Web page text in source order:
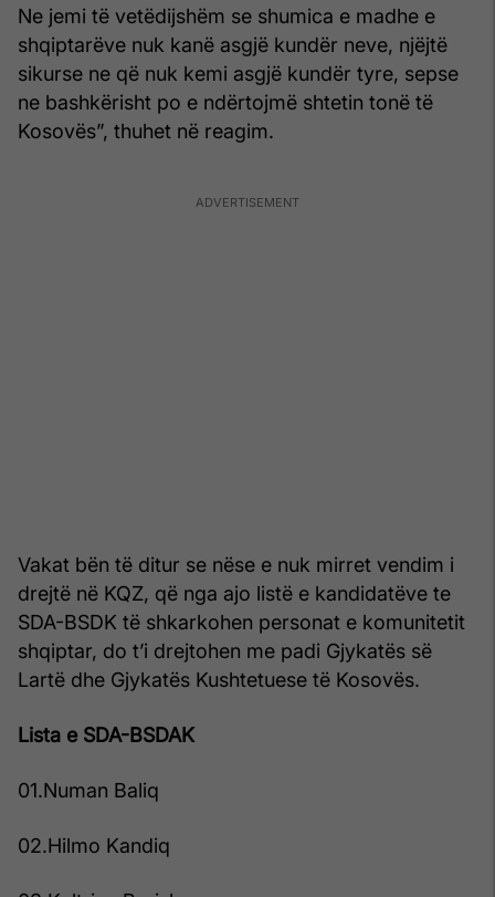
Ne jemi të vetëdijshëm se shumica e madhe e
shqiptarëve nuk kanë asgjë kundër neve, njëjtë
sikurse ne që nuk kemi asgjë kundër tyre, sepse
ne bashkërisht po e ndërtojmë shtetin tonë të
Kosovës”, thuhet në reagim.
Vakat bën të ditur se nëse e nuk mirret vendim i
drejtë në KQZ, që nga ajo listë e kandidatëve te
SDA-BSDK të shkarkohen personat e komunitetit
shqiptar, do t’i drejtohen me padi Gjykatës së
Lartë dhe Gjykatës Kushtetuese të Kosovës.
Lista e SDA-BSDAK
01.Numan Baliq
02.Hilmo Kandiq